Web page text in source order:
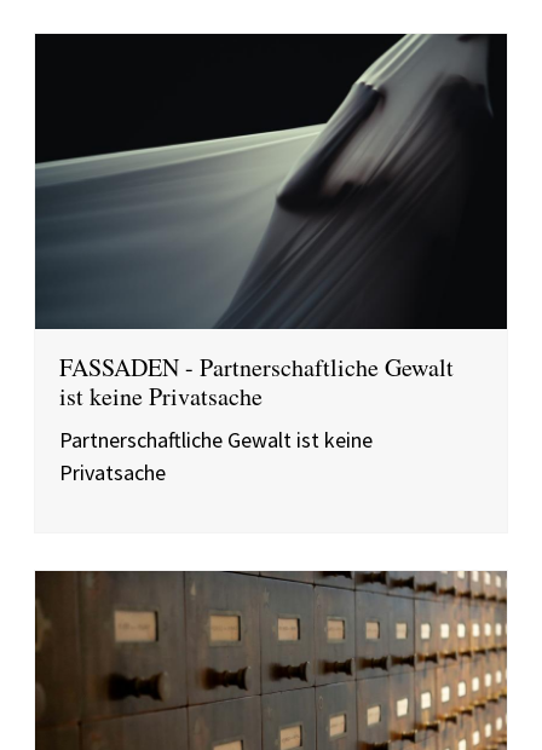
FASSADEN - Partnerschaftliche Gewalt
ist keine Privatsache
Partnerschaftliche Gewalt ist keine
Privatsache